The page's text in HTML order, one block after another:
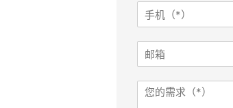
手
箱
邮
箱
需
求